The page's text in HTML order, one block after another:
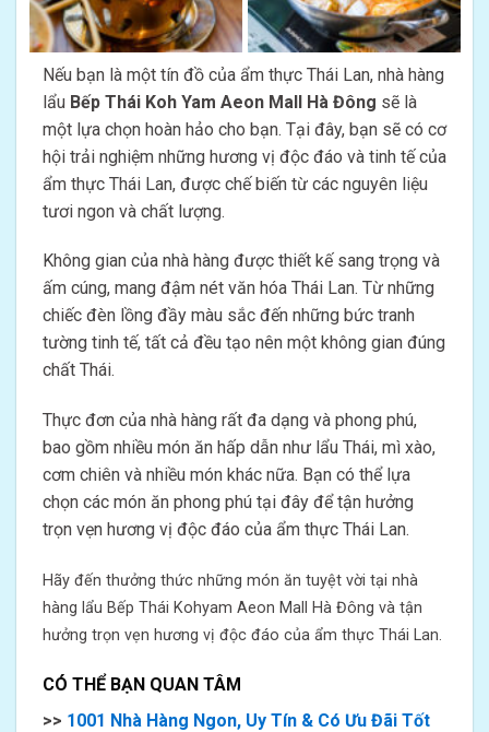
Nếu bạn là một tín đồ của ẩm thực Thái Lan, nhà hàng
lẩu Bếp Thái Koh Yam Aeon Mall Hà Đông sẽ là
một lựa chọn hoàn hảo cho bạn. Tại đây, bạn sẽ có cơ
hội trải nghiệm những hương vị độc đáo và tinh tế của
ẩm thực Thái Lan, được chế biến từ các nguyên liệu
tươi ngon và chất lượng.
Không gian của nhà hàng được thiết kế sang trọng và
ấm cúng, mang đậm nét văn hóa Thái Lan. Từ những
chiếc đèn lồng đầy màu sắc đến những bức tranh
tường tinh tế, tất cả đều tạo nên một không gian đúng
chất Thái.
Thực đơn của nhà hàng rất đa dạng và phong phú,
bao gồm nhiều món ăn hấp dẫn như lẩu Thái, mì xào,
cơm chiên và nhiều món khác nữa. Bạn có thể lựa
chọn các món ăn phong phú tại đây để tận hưởng
trọn vẹn hương vị độc đáo của ẩm thực Thái Lan.
Hãy đến thưởng thức những món ăn tuyệt vời tại nhà
hàng lẩu Bếp Thái Kohyam Aeon Mall Hà Đông và tận
hưởng trọn vẹn hương vị độc đáo của ẩm thực Thái Lan.
CÓ THỂ BẠN QUAN TÂM
>> 1001 Nhà Hàng Ngon, Uy Tín & Có Ưu Đãi Tốt